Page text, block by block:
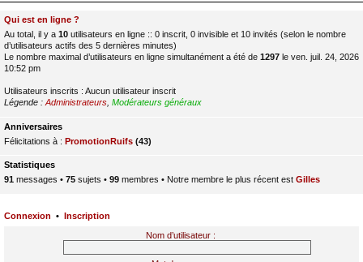
Qui est en ligne ?
Au total, il y a 10 utilisateurs en ligne :: 0 inscrit, 0 invisible et 10 invités (selon le nombre
d’utilisateurs actifs des 5 dernières minutes)
Le nombre maximal d’utilisateurs en ligne simultanément a été de 1297 le ven. juil. 24, 2026
10:52 pm
Utilisateurs inscrits : Aucun utilisateur inscrit
Légende : Administrateurs Modérateurs généraux
Anniversaires
Félicitations à : PromotionRuifs (43)
Statistiques
91 messages • 75 sujets • 99 membres • Notre membre le plus récent est Gilles
Connexion • Inscription
Nom d’utilisateur :